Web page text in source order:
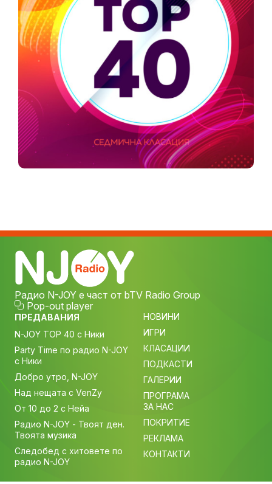
Радио N-JOY е част от bTV Radio Group
Pop-out player
ПРЕДАВАНИЯ
N-JOY TOP 40 с Ники
Party Time по радио N-JOY
с Ники
Добро утро, N-JOY
Над нещата с VenZy
От 10 до 2 с Нейа
Радио N-JOY - Твоят ден.
Твоята музика
Следобед с хитовете по
радио N-JOY
НОВИНИ
ИГРИ
КЛАСАЦИИ
ПОДКАСТИ
ГАЛЕРИИ
ПРОГРАМА
ЗА НАС
ПОКРИТИЕ
РЕКЛАМА
КОНТАКТИ